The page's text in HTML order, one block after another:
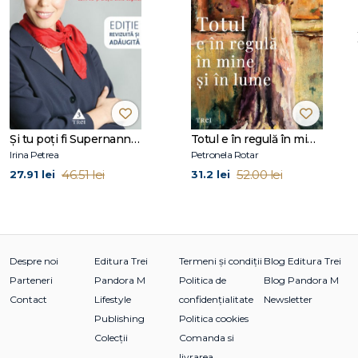
Şi tu poţi fi Supernanny 1
Irina Petrea
27.91 lei 46.51 lei
Totul e în regulă în mine și în lume
Petronela Rotar
31.2 lei 52.00 lei
Despre noi
Parteneri
Contact
Editura Trei
Pandora M
Lifestyle
Publishing
Colecții
Termeni și condiții
Politica de
confidențialitate
Politica cookies
Comanda si
Blog Editura Trei
Blog Pandora M
Newsletter